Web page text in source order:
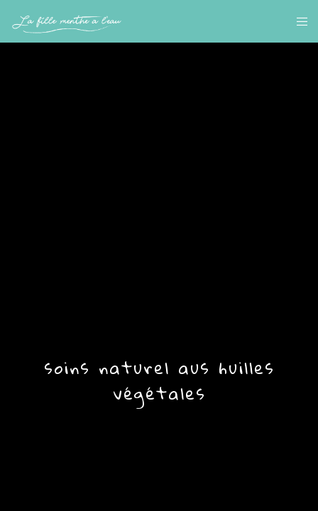
soins naturel aus huilles
végétales